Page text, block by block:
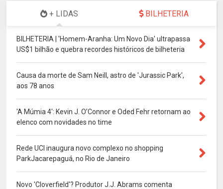
+ LIDAS BILHETERIA
BILHETERIA | 'Homem-Aranha: Um Novo Dia' ultrapassa
US$1 bilhão e quebra recordes históricos de bilheteria
Causa da morte de Sam Neill, astro de 'Jurassic Park',
aos 78 anos
'A Múmia 4': Kevin J. O’Connor e Oded Fehr retornam ao
elenco com novidades no time
Rede UCI inaugura novo complexo no shopping
ParkJacarepaguá, no Rio de Janeiro
Novo 'Cloverfield'? Produtor J.J. Abrams comenta